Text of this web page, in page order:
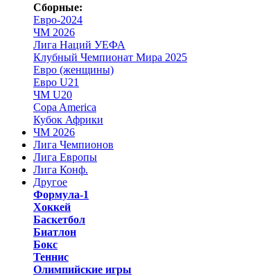
Сборные:
Евро-2024
ЧМ 2026
Лига Наций УЕФА
Клубный Чемпионат Мира 2025
Евро (женщины)
Евро U21
ЧМ U20
Copa America
Кубок Африки
ЧМ 2026
Лига Чемпионов
Лига Европы
Лига Конф.
Другое
Формула-1
Хоккей
Баскетбол
Биатлон
Бокс
Теннис
Олимпийские игры